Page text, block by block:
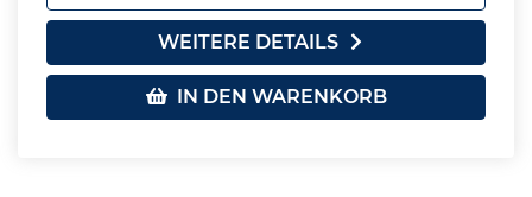
WEITERE DETAILS
IN DEN WARENKORB